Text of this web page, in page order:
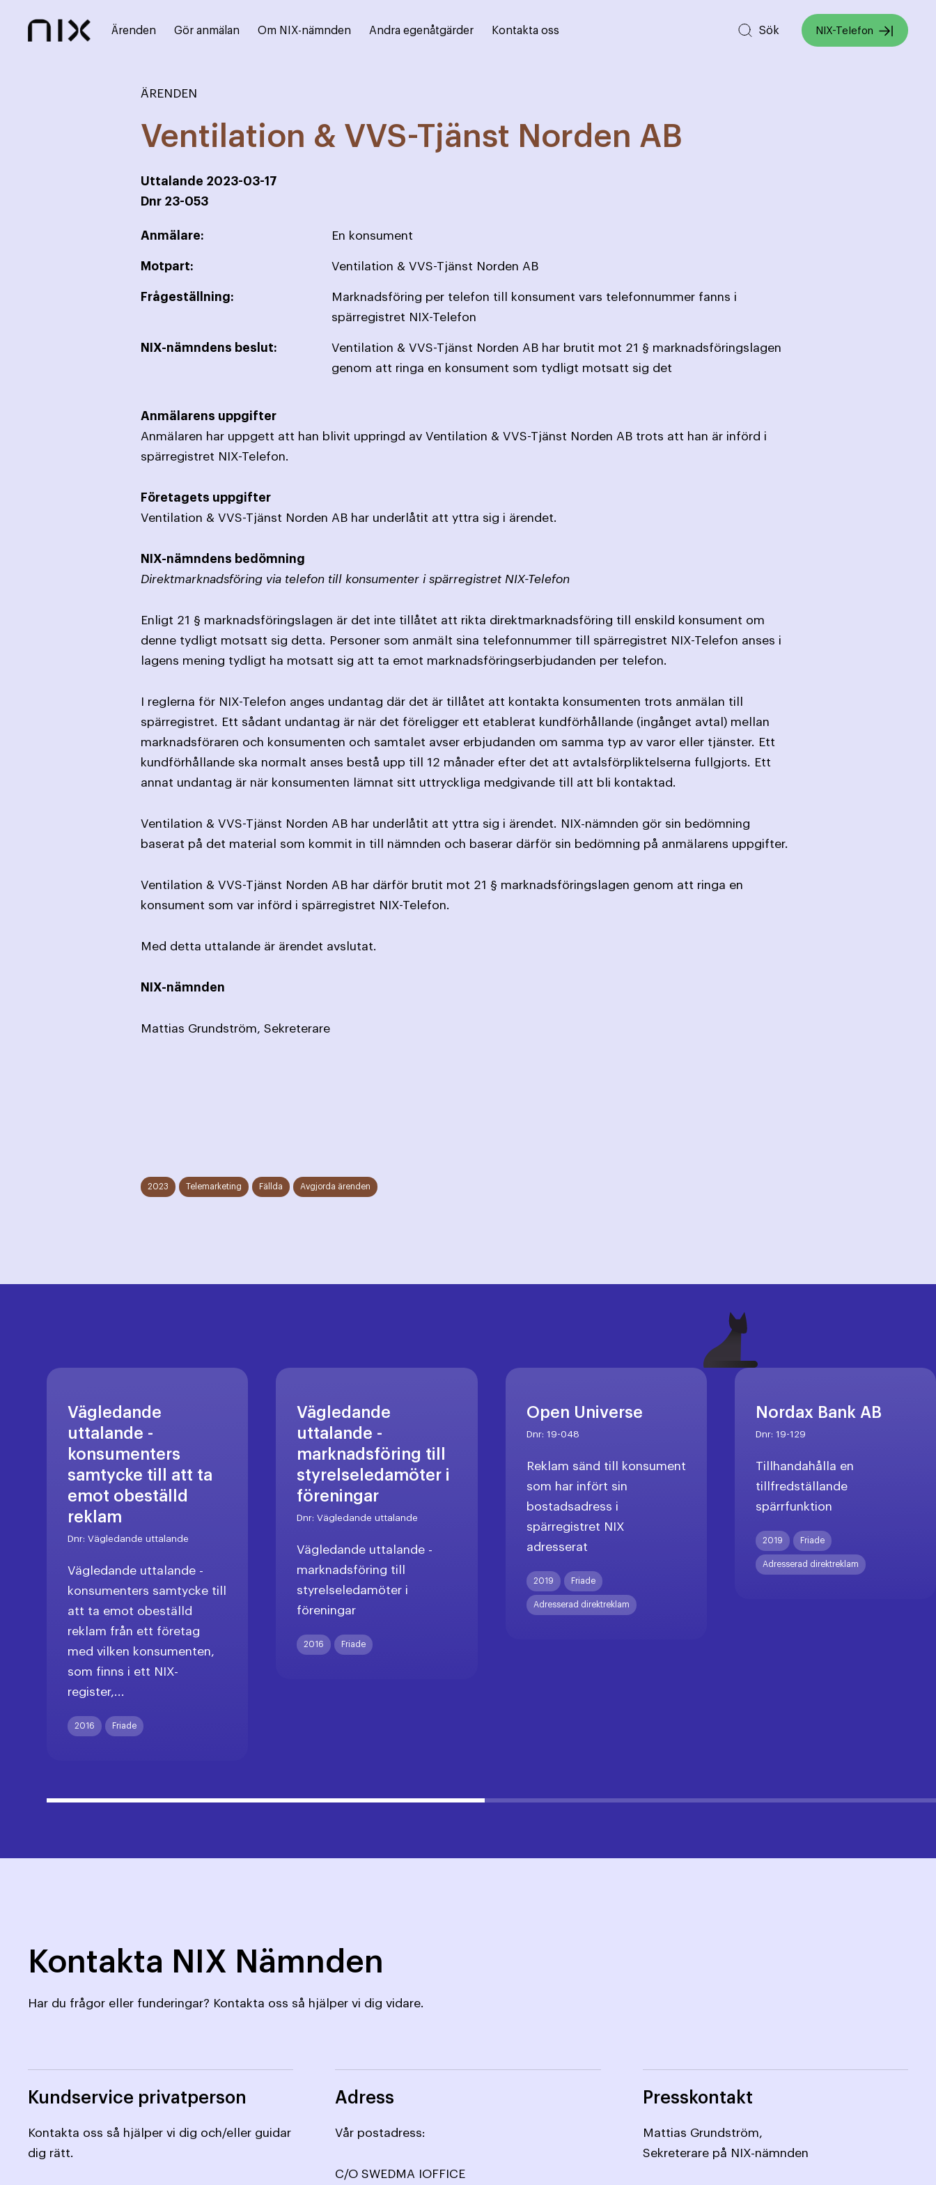
Ärenden Gör anmälan Om NIX-nämnden Andra egenåtgärder Kontakta oss Sök NIX-Telefon
ÄRENDEN
Ventilation & VVS-Tjänst Norden AB
Uttalande 2023-03-17
Dnr 23-053
Anmälare: En konsument
Motpart: Ventilation & VVS-Tjänst Norden AB
Frågeställning:
Marknadsföring per telefon till konsument vars telefonnummer fanns i
spärregistret NIX-Telefon
NIX-nämndens beslut:
Ventilation & VVS-Tjänst Norden AB har brutit mot 21 § marknadsföringslagen
genom att ringa en konsument som tydligt motsatt sig det
Anmälarens uppgifter
Anmälaren har uppgett att han blivit uppringd av Ventilation & VVS-Tjänst Norden AB trots att han är införd i
spärregistret NIX-Telefon.
Företagets uppgifter
Ventilation & VVS-Tjänst Norden AB har underlåtit att yttra sig i ärendet.
NIX-nämndens bedömning
Direktmarknadsföring via telefon till konsumenter i spärregistret NIX-Telefon
Enligt 21 § marknadsföringslagen är det inte tillåtet att rikta direktmarknadsföring till enskild konsument om
denne tydligt motsatt sig detta. Personer som anmält sina telefonnummer till spärregistret NIX-Telefon anses i
lagens mening tydligt ha motsatt sig att ta emot marknads­föringserbjudanden per telefon.
I reglerna för NIX-Telefon anges undantag där det är tillåtet att kontakta konsumenten trots anmälan till
spärregistret. Ett sådant undantag är när det föreligger ett etablerat kundförhållande (ingånget avtal) mellan
marknads­föraren och konsumenten och samtalet avser erbjudanden om samma typ av varor eller tjänster. Ett
kund­förhållande ska normalt anses bestå upp till 12 månader efter det att avtalsförpliktelserna fullgjorts. Ett
annat undantag är när konsumenten lämnat sitt uttryckliga medgivande till att bli kontaktad.
Ventilation & VVS-Tjänst Norden AB har underlåtit att yttra sig i ärendet. NIX-nämnden gör sin bedömning
baserat på det material som kommit in till nämnden och baserar därför sin bedömning på anmälarens uppgifter.
Ventilation & VVS-Tjänst Norden AB har därför brutit mot 21 § marknadsföringslagen genom att ringa en
konsument som var införd i spärregistret NIX-Telefon.
Med detta uttalande är ärendet avslutat.
NIX-nämnden
Mattias Grundström, Sekreterare
2023 Telemarketing Fällda Avgjorda ärenden
Vägledande
uttalande -
konsumenters
samtycke till att ta
emot obeställd
reklam
Dnr:Vägledande uttalande
Vägledande uttalande -
konsumenters samtycke till
att ta emot obeställd
reklam från ett företag
med vilken konsumenten,
som finns i ett NIX-
register,...
2016 Friade
Vägledande
uttalande -
marknadsföring till
styrelseledamöter i
föreningar
Dnr:Vägledande uttalande
Vägledande uttalande -
marknadsföring till
styrelseledamöter i
föreningar
2016 Friade
Open Universe
Dnr: 19-048
Reklam sänd till konsument
som har infört sin
bostadsadress i
spärregistret NIX
adresserat
2019 Friade
Adresserad direktreklam
Nordax Bank AB
Dnr: 19-129
Tillhandahålla en
tillfredställande
spärrfunktion
2019 Friade
Adresserad direktreklam
Kontakta NIX Nämnden
Har du frågor eller funderingar? Kontakta oss så hjälper vi dig vidare.
Kundservice privatperson
Kontakta oss så hjälper vi dig och/eller guidar
dig rätt.
Adress
Vår postadress:
C/O SWEDMA IOFFICE
Presskontakt
Mattias Grundström,
Sekreterare på NIX-nämnden